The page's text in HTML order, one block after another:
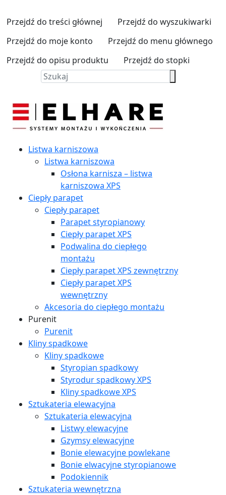
Przejdź do treści głównej
Przejdź do wyszukiwarki
Przejdź do moje konto
Przejdź do menu głównego
Przejdź do opisu produktu
Przejdź do stopki
Listwa karniszowa
Listwa karniszowa
Osłona karnisza – listwa
karniszowa XPS
Ciepły parapet
Ciepły parapet
Parapet styropianowy
Ciepły parapet XPS
Podwalina do ciepłego
montażu
Ciepły parapet XPS zewnętrzny
Ciepły parapet XPS
wewnętrzny
Akcesoria do ciepłego montażu
Purenit
Purenit
Kliny spadkowe
Kliny spadkowe
Styropian spadkowy
Styrodur spadkowy XPS
Kliny spadkowe XPS
Sztukateria elewacyjna
Sztukateria elewacyjna
Listwy elewacyjne
Gzymsy elewacyjne
Bonie elewacyjne powlekane
Bonie elwacyjne styropianowe
Podokiennik
Sztukateria wewnętrzna